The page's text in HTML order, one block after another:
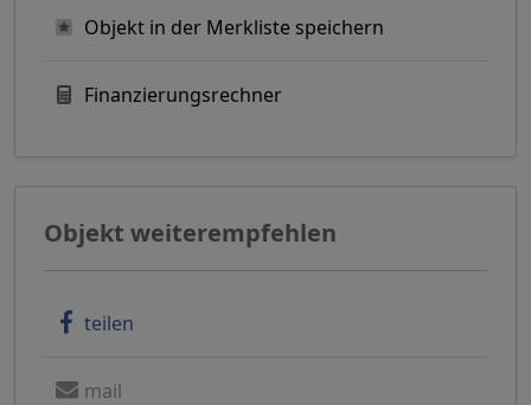
Objekt in der Merkliste speichern
Finanzierungsrechner
Objekt weiterempfehlen
teilen
mail